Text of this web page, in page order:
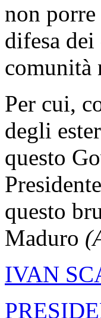
non
difesa
comunità
Per cui,
degli
questo
Presidente
questo
Maduro
IVAN